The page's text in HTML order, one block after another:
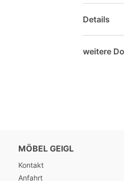
Details
weitere
MÖBEL GEIGL
Kontakt
Anfahrt